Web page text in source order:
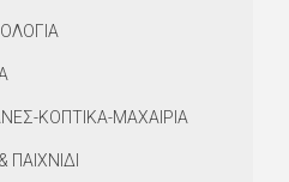
ΚΟΠΤΙΚΑ-ΜΑΧΑΙΡΙΑ
ΠΑΙΧΝΙΔΙ